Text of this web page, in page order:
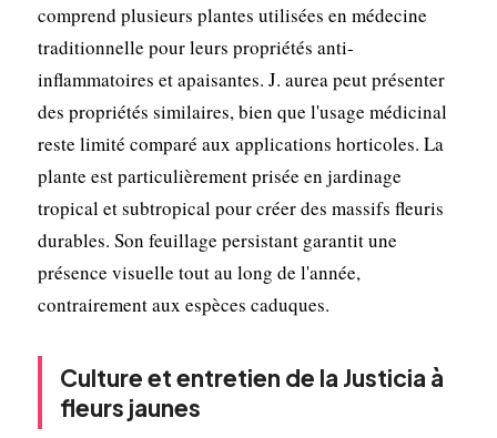
comprend plusieurs plantes utilisées en médecine
traditionnelle pour leurs propriétés anti-
inflammatoires et apaisantes. J. aurea peut présenter
des propriétés similaires, bien que l'usage médicinal
reste limité comparé aux applications horticoles. La
plante est particulièrement prisée en jardinage
tropical et subtropical pour créer des massifs fleuris
durables. Son feuillage persistant garantit une
présence visuelle tout au long de l'année,
contrairement aux espèces caduques.
Culture et entretien de la Justicia à
fleurs jaunes